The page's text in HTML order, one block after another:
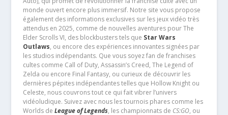
monde ouvert encore plus immersif. Notre site vous propose
également des informations exclusives sur les jeux vidéo très
attendus en 2025, comme de nouvelles aventures pour The
Elder Scrolls VI, des blockbusters tels que Star Wars
Outlaws, ou encore des expériences innovantes signées par
les studios indépendants. Que vous soyez fan de franchises
cultes comme Call of Duty, Assassin’s Creed, The Legend of
Zelda ou encore Final Fantasy, ou curieux de découvrir les
dernières pépites indépendantes telles que Hollow Knight ou
Celeste, nous couvrons tout ce qui fait vibrer l’univers
vidéoludique. Suivez avec nous les tournois phares comme les
Worlds de League of Legends, les championnats de CS:GO, ou